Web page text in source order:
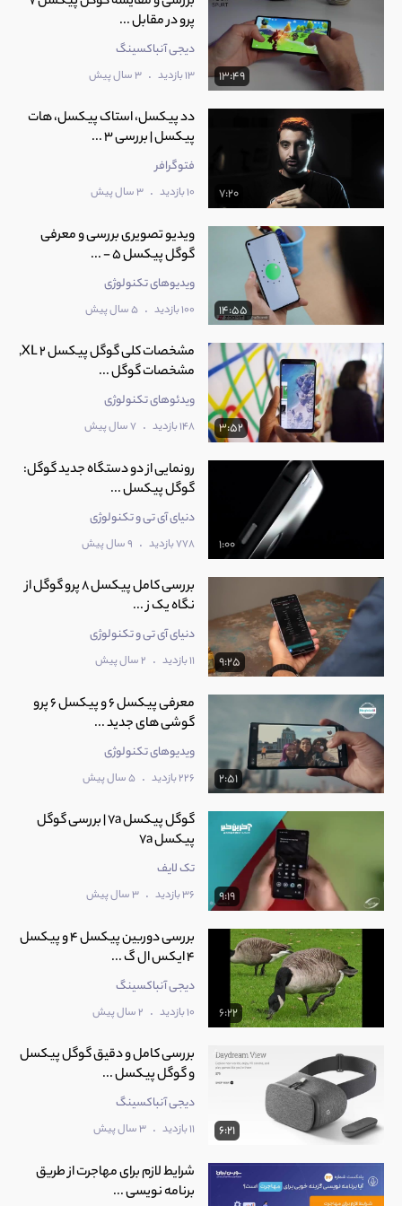
13:49
پرو در مقابل ...
دیجی آنباکسینگ
13 بازدید . 3 سال پیش
7:20
دد پیکسل، استاک پیکسل، هات
پیکسل | بررسی 3 ...
فتوگرافر
10 بازدید . 3 سال پیش
14:55
ویدیو تصویری بررسی و معرفی
گوگل پیکسل 5 - ...
ویدیوهای تکنولوژی
100 بازدید . 5 سال پیش
3:52
مشخصات کلی گوگل پیکسل XL 2,
مشخصات گوگل ...
ویدئوهای تکنولوژی
148 بازدید . 7 سال پیش
1:00
رونمایی از دو دستگاه جدید گوگل:
گوگل پیکسل ...
دنیای آی تی و تکنولوژی
778 بازدید . 9 سال پیش
9:25
بررسی کامل پیکسل 8 پرو گوگل از
نگاه یک ز ...
دنیای آی تی و تکنولوژی
11 بازدید . 2 سال پیش
2:51
معرفی پیکسل 6 و پیکسل 6 پرو
گوشی های جدید ...
ویدیوهای تکنولوژی
226 بازدید . 5 سال پیش
9:19
گوگل پیکسل 7a | بررسی گوگل
پیکسل 7a
تک لایف
36 بازدید . 3 سال پیش
6:22
بررسی دوربین پیکسل 4 و پیکسل
4 ایکس ال گ ...
دیجی آنباکسینگ
10 بازدید . 2 سال پیش
6:21
بررسی کامل و دقیق گوگل پیکسل
و گوگل پیکسل ...
دیجی آنباکسینگ
11 بازدید . 3 سال پیش
شرایط لازم برای مهاجرت از طریق
برنامه نویسی ...